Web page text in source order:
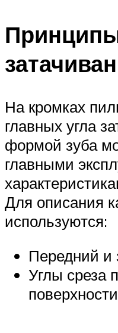
На кромках
главных угла
формой зуба
главными
Для описания
используются:
Передний и
Углы среза